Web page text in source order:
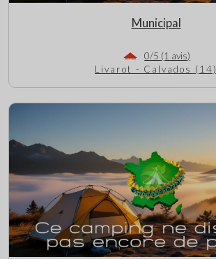
Municipal
0/5 (1 avis)
Livarot - Calvados (14)